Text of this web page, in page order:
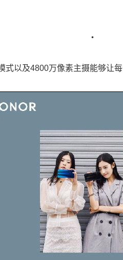
式以及4800万像素主摄能够让